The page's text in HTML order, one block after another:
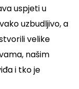
uspjeti u
uzbudljivo, a
velike
našim
i tko je